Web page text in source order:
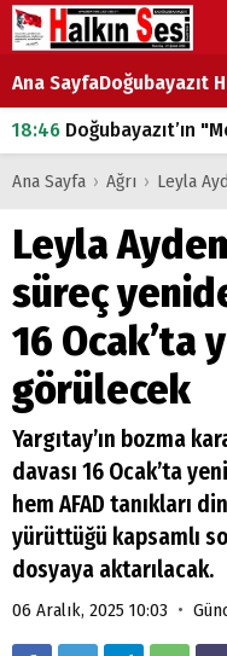
Ana SayfaDoğubayazıt
18:46 Doğubayazıt’ın
07:53Doğubayazıt’ta
Doğubayazıt'ta
07:00DEVLET ve HÜKÜMET
18:29ÇARŞI CADDESİ
Ana Sayfa › Ağrı › Leyla Aydemir
Leyla
süreç
16 Ocak’ta
görülecek
Yargıtay’ın bozma
davası 16 Ocak’ta
hem AFAD tanıkları
yürüttüğü kapsamlı
dosyaya aktarılacak.
06 Aralık, 2025 10:03 •